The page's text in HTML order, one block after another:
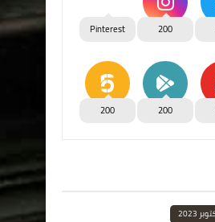
200
Pinterest
200
200